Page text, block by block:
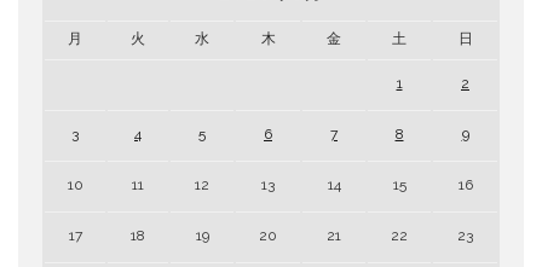
月 火 水 木 金 土 日
1 2
3 4 5 6 7 8 9
10 11 12 13 14 15 16
17 18 19 20 21 22 23